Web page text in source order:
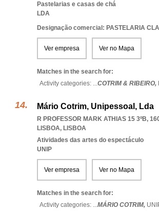
Pastelarias e casas de chá
LDA
Designação comercial: PASTELARIA
Ver empresa Ver no Mapa
Matches in the search for:
Activity categories: ...COTRIM & RIBEIRO,
Mário Cotrim, Unipessoal, Lda
R PROFESSOR MARK ATHIAS 15 3ºB,
LISBOA, LISBOA
Atividades das artes do espectáculo
UNIP
Ver empresa Ver no Mapa
Matches in the search for:
Activity categories: ...MÁRIO COTRIM,